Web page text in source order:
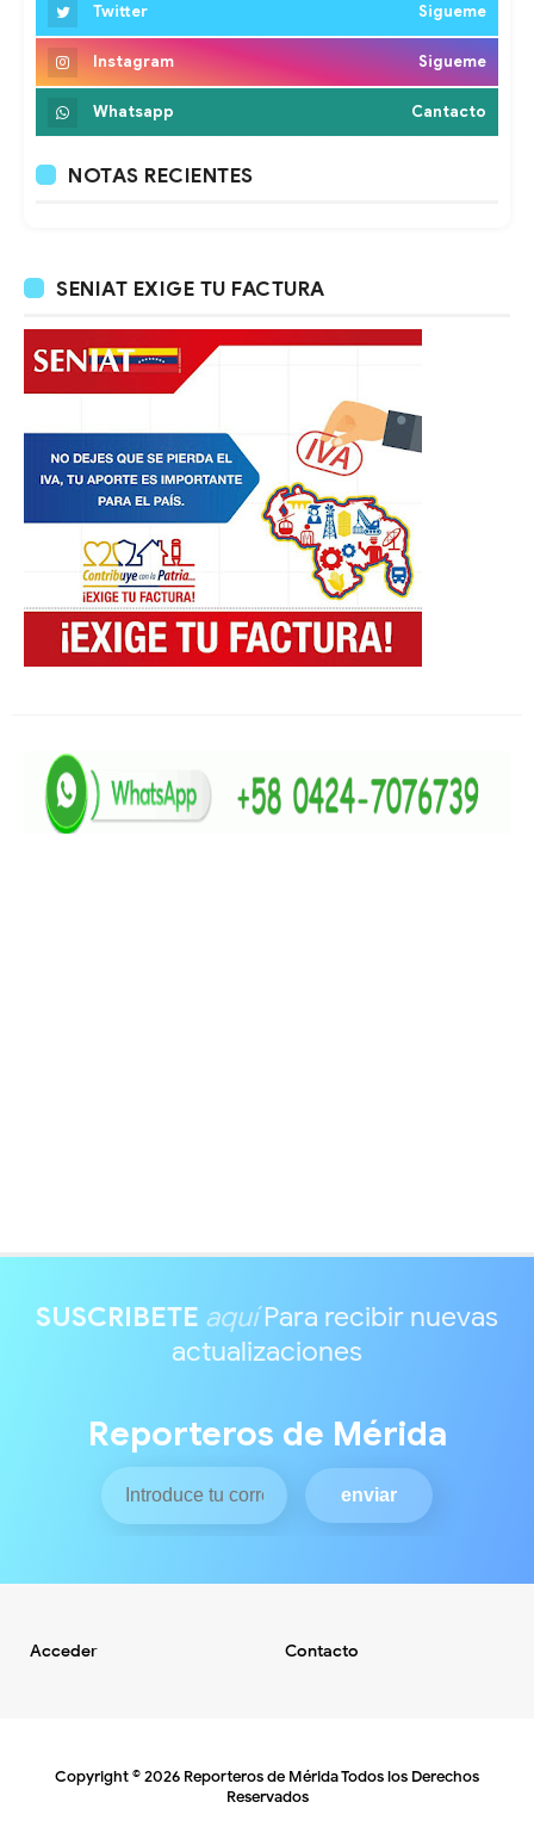
Twitter Sigueme
Instagram Sigueme
Whatsapp Cantacto
NOTAS RECIENTES
SENIAT EXIGE TU FACTURA
SUSCRIBETE aquíPara recibir nuevas
actualizaciones
Reporteros de Mérida
Acceder Contacto
Copyright ©2026 Reporteros de MéridaTodos los Derechos
Reservados